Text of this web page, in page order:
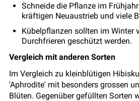
Schneide die Pflanze im
kräftigen Neuaustrieb und viele
Kübelpflanzen sollten im Winter
Durchfrieren geschützt werden.
Vergleich mit anderen Sorten
Im Vergleich zu kleinblütigen
'Aphrodite' mit besonders grossen
Blüten. Gegenüber gefüllten Sorten